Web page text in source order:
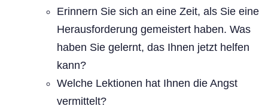
Erinnern Sie sich an eine Zeit, als Sie eine
Herausforderung gemeistert haben. Was
haben Sie gelernt, das Ihnen jetzt helfen
kann?
Welche Lektionen hat Ihnen die Angst
vermittelt?